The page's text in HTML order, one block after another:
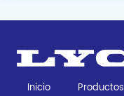
Inicio Productos